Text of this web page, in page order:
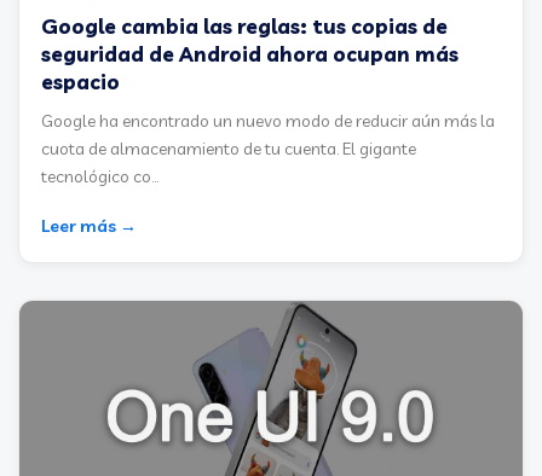
Google cambia las reglas: tus copias de
seguridad de Android ahora ocupan más
espacio
Google ha encontrado un nuevo modo de reducir aún más la
cuota de almacenamiento de tu cuenta. El gigante
tecnológico co...
Leer más →